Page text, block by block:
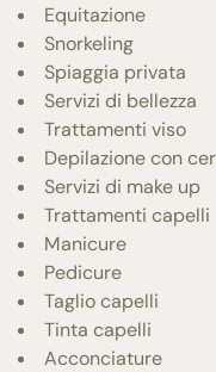
Equitazione
Snorkeling
Spiaggia privata
Servizi di bellezza
Trattamenti viso
Depilazione con
Servizi di make up
Trattamenti capelli
Manicure
Pedicure
Taglio capelli
Tinta capelli
Acconciature